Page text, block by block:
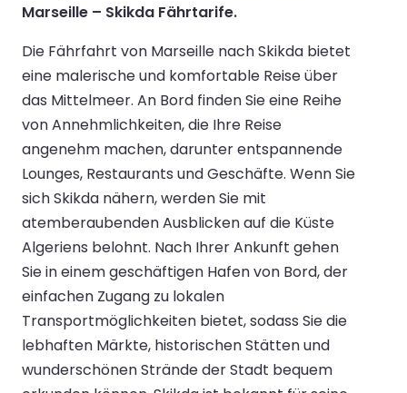
Marseille – Skikda Fährtarife.
Die Fährfahrt von Marseille nach Skikda bietet
eine malerische und komfortable Reise über
das Mittelmeer. An Bord finden Sie eine Reihe
von Annehmlichkeiten, die Ihre Reise
angenehm machen, darunter entspannende
Lounges, Restaurants und Geschäfte. Wenn Sie
sich Skikda nähern, werden Sie mit
atemberaubenden Ausblicken auf die Küste
Algeriens belohnt. Nach Ihrer Ankunft gehen
Sie in einem geschäftigen Hafen von Bord, der
einfachen Zugang zu lokalen
Transportmöglichkeiten bietet, sodass Sie die
lebhaften Märkte, historischen Stätten und
wunderschönen Strände der Stadt bequem